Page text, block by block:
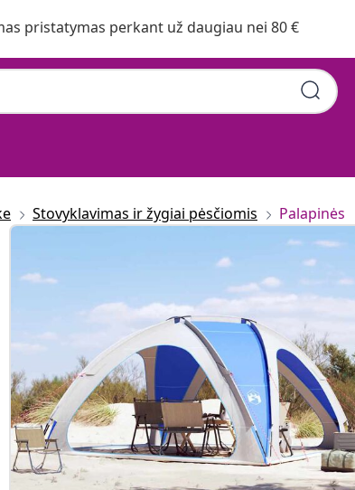
pristatymas perkant už daugiau nei 80 €
Stovyklavimas ir žygiai pėsčiomis Palapinės